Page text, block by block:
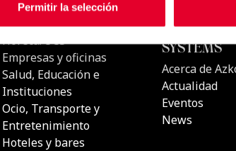
Permitir la selección
Horeca/OCS
Empresas y oficinas
Salud, Educación e
Instituciones
Ocio, Transporte y
Entretenimiento
Hoteles y bares
SYSTEMS
Acerca de
Actualidad
Eventos
News